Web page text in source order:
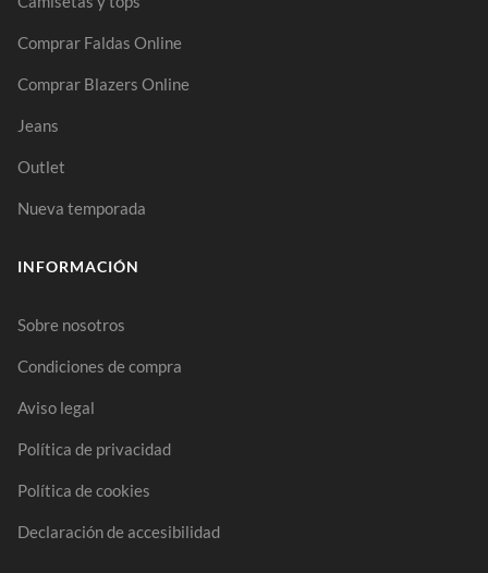
Comprar Faldas Online
Comprar Blazers Online
Jeans
Outlet
Nueva temporada
INFORMACIÓN
Sobre nosotros
Condiciones de compra
Aviso legal
Política de privacidad
Política de cookies
Declaración de accesibilidad